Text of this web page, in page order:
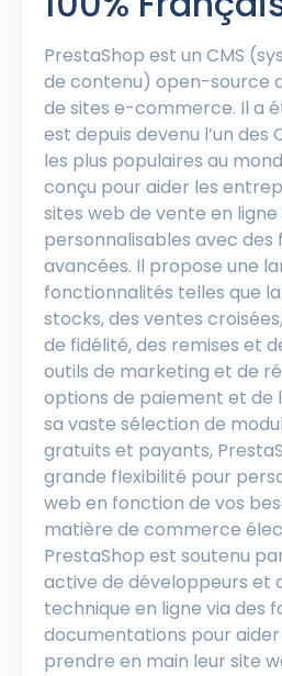
PrestaShop est un CMS
de contenu) open-source
de sites e-commerce. Il a
est depuis devenu l’un
les plus populaires au
conçu pour aider les
sites web de vente en
personnalisables avec
avancées. Il propose une
fonctionnalités telles que
stocks, des ventes
de fidélité, des remises et
outils de marketing et de
options de paiement et de
sa vaste sélection de
gratuits et payants,
grande flexibilité pour
web en fonction de vos
matière de commerce
PrestaShop est soutenu
active de développeurs et
technique en ligne via des
documentations pour
prendre en main leur site